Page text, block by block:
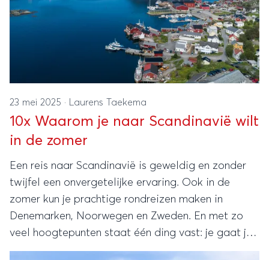
23 mei 2025 · Laurens Taekema
10x Waarom je naar Scandinavië wilt
in de zomer
Een reis naar Scandinavië is geweldig en zonder
twijfel een onvergetelijke ervaring. Ook in de
zomer kun je prachtige rondreizen maken in
Denemarken, Noorwegen en Zweden. En met zo
veel hoogtepunten staat één ding vast: je gaat je
geen moment vervelen! Ga jij deze zomer naar het